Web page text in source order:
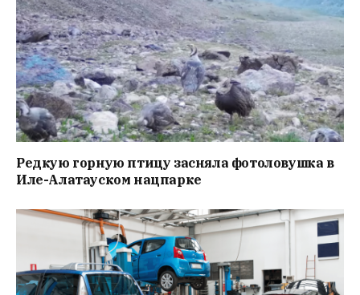
Редкую горную птицу засняла фотоловушка в
Иле-Алатауском нацпарке